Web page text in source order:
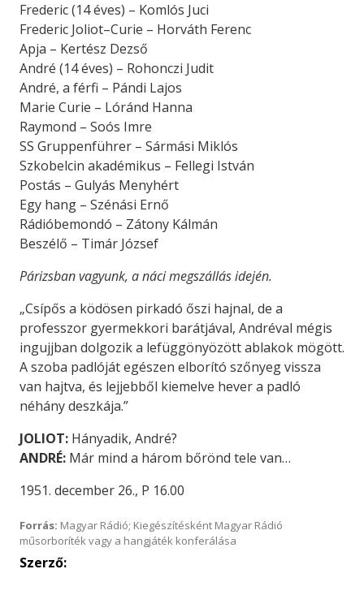
Frederic (14 éves) – Komlós Juci
Frederic Joliot–Curie – Horváth Ferenc
Apja – Kertész Dezső
André (14 éves) – Rohonczi Judit
André, a férfi – Pándi Lajos
Marie Curie – Lóránd Hanna
Raymond – Soós Imre
SS Gruppenführer – Sármási Miklós
Szkobelcin akadémikus – Fellegi István
Postás – Gulyás Menyhért
Egy hang – Szénási Ernő
Rádióbemondó – Zátony Kálmán
Beszélő – Timár József
Párizsban vagyunk, a náci megszállás idején.
„Csípős a ködösen pirkadó őszi hajnal, de a
professzor gyermekkori barátjával, Andréval mégis
ingujjban dolgozik a lefüggönyözött ablakok mögött.
A szoba padlóját egészen elborító szőnyeg vissza
van hajtva, és lejjebből kiemelve hever a padló
néhány deszkája.”
JOLIOT: Hányadik, André?
ANDRÉ: Már mind a három bőrönd tele van…
1951. december 26., P 16.00
Forrás: Magyar Rádió; Kiegészítésként Magyar Rádió
műsorboríték vagy a hangjáték konferálása
Szerző: